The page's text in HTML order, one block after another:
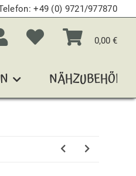
+49 (0) 9721/977870
0,00 €
NÄHZUBEHÖR